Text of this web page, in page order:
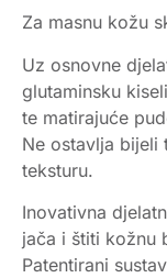
Za masnu kožu
Uz osnovne
glutaminsku
te matirajuće
Ne ostavlja bijeli
teksturu.
Inovativna
jača i štiti kožnu
Patentirani